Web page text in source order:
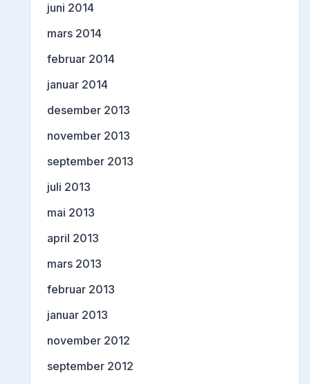
juni 2014
mars 2014
februar 2014
januar 2014
desember 2013
november 2013
september 2013
juli 2013
mai 2013
april 2013
mars 2013
februar 2013
januar 2013
november 2012
september 2012